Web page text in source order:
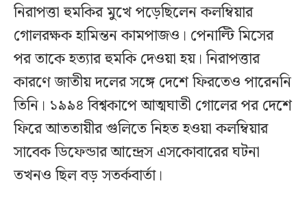
নিরাপত্তা হুমকির মুখে পড়েছিলেন কলম্বিয়ার
গোলরক্ষক হামিন্তন কামপাজও। পেনাল্টি মিসের
পর তাকে হত্যার হুমকি দেওয়া হয়। নিরাপত্তার
কারণে জাতীয় দলের সঙ্গে দেশে ফিরতেও পারেননি
তিনি। ১৯৯৪ বিশ্বকাপে আত্মঘাতী গোলের পর দেশে
ফিরে আততায়ীর গুলিতে নিহত হওয়া কলম্বিয়ার
সাবেক ডিফেন্ডার আন্দ্রেস এসকোবারের ঘটনা
তখনও ছিল বড় সতর্কবার্তা।